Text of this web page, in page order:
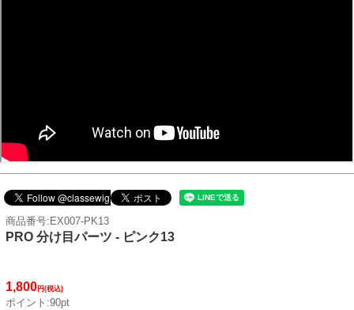
商品番号:EX007-PK13
PRO 分け目パーツ - ピンク13
1,800円(税込)
ポイント:90pt